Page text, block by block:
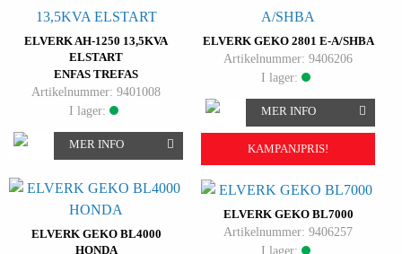
ELVERK AH-1250 13,5KVA
ELSTART
ENFAS TREFAS
Artikelnummer: 9401008
I lager:
MER INFO
ELVERK GEKO 2801 E-A/SHBA
Artikelnummer: 9406206
I lager:
MER INFO
KAMPANJPRIS!
ELVERK GEKO BL4000
HONDA
ELVERK GEKO BL7000
Artikelnummer: 9406257
I lager: